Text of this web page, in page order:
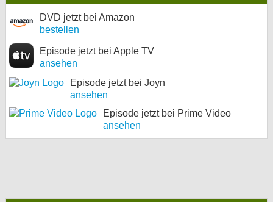
DVD jetzt bei Amazon
bestellen
Episode jetzt bei Apple TV
ansehen
Episode jetzt bei Joyn
ansehen
Episode jetzt bei Prime Video
ansehen